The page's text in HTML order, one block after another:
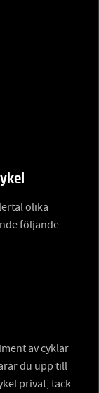
olika
följande
av cyklar
du upp till
privat, tack